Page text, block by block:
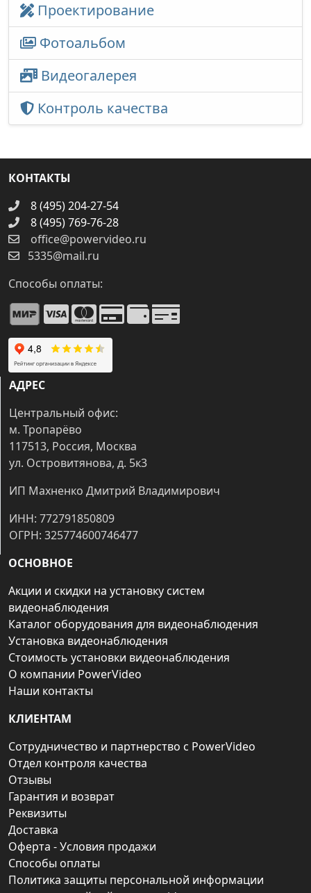
Проектирование
Фотоальбом
Видеогалерея
Контроль качества
КОНТАКТЫ
8 (495) 204-27-54
8 (495) 769-76-28
office@powervideo.ru
5335@mail.ru
Способы оплаты:
АДРЕС
Центральный офис:
м. Тропарёво
117513, Россия, Москва
ул. Островитянова, д. 5к3
ИП Махненко Дмитрий Владимирович
ИНН: 772791850809
ОГРН: 325774600746477
ОСНОВНОЕ
Акции и скидки на установку систем
видеонаблюдения
Каталог оборудования для видеонаблюдения
Установка видеонаблюдения
Стоимость установки видеонаблюдения
О компании PowerVideo
Наши контакты
КЛИЕНТАМ
Сотрудничество и партнерство с PowerVideo
Отдел контроля качества
Отзывы
Гарантия и возврат
Реквизиты
Доставка
Оферта - Условия продажи
Способы оплаты
Политика защиты персональной информации